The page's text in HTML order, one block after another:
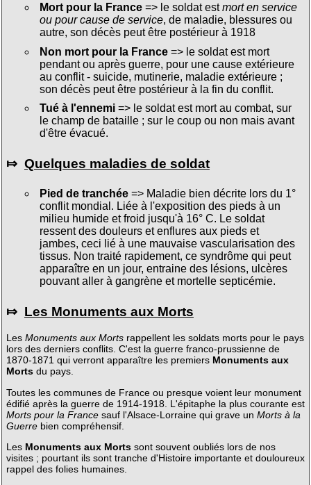
Mort pour la France=> le soldat estmort en service
ou pour cause de service, de maladie, blessures ou
autre, son décès peut être postérieur à 1918
Non mort pour la France=> le soldat est mort
pendant ou après guerre, pour une cause extérieure
au conflit - suicide, mutinerie, maladie extérieure ;
son décès peut être postérieur à la fin du conflit.
Tué à l'ennemi=> le soldat est mort au combat, sur
le champ de bataille ; sur le coup ou non mais avant
d'être évacué.
⤇ Quelques maladies de soldat
Pied de tranchée=> Maladie bien décrite lors du 1°
conflit mondial. Liée à l'exposition des pieds à un
milieu humide et froid jusqu'à 16° C. Le soldat
ressent des douleurs et enflures aux pieds et
jambes, ceci lié à une mauvaise vascularisation des
tissus. Non traité rapidement, ce syndrôme qui peut
apparaître en un jour, entraine des lésions, ulcères
pouvant aller à gangrène et mortelle septicémie.
⤇ Les Monuments aux Morts
Les Monuments aux Mortsrappellent les soldats morts pour le pays
lors des derniers conflits. C'est la guerre franco-prussienne de
1870-1871 qui verront apparaître les premiers Monuments aux
Mortsdu pays.
Toutes les communes de France ou presque voient leur monument
édifié après la guerre de 1914-1918. L'épitaphe la plus courante est
Morts pour la Francesauf l'Alsace-Lorraine qui grave un Morts à la
Guerrebien compréhensif.
Les Monuments aux Mortssont souvent oubliés lors de nos
visites ; pourtant ils sont tranche d'Histoire importante et douloureux
rappel des folies humaines.